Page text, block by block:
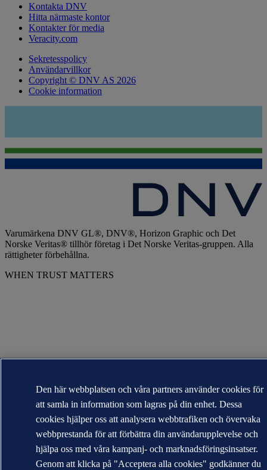
Kontakta DNV
Hitta närmaste kontor
Kontakter för media
Veracity.com
Sekretesspolicy
Användarvillkor
Copyright © DNV AS 2026
Cookie information
Varumärkena DNV GL®, DNV®, Horizon Graphic och Det
Norske Veritas® tillhör företag i Det Norske Veritas-gruppen. Alla
rättigheter förbehållna.
WHEN TRUST MATTERS
Den här webbplatsen och våra partners använder cookies för
att samla in information som lagras på din enhet. Dessa
cookies hjälper oss att analysera webbtrafiken och övervaka
webbprestanda för att förbättra din användarupplevelse och
hjälpa oss med våra kampanj- och marknadsföringsinsatser.
Genom att klicka på "Acceptera alla cookies" godkänner du